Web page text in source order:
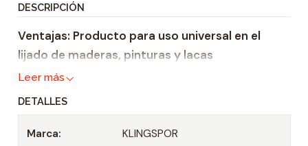
i
d
a
d
DESCRIPCIÓN
Ventajas: Producto para uso universal en el
lijado de maderas, pinturas y lacas
Leer más
DETALLES
Marca: KLINGSPOR